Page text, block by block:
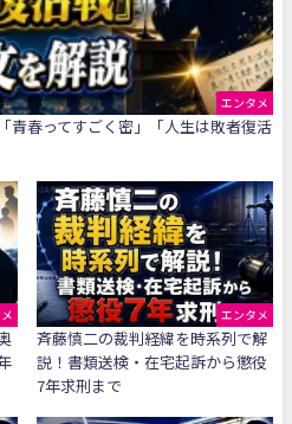
エンタメ
青春ってすごく密」「人生は敗者復活
エンタメ
斉藤慎二の裁判経緯を時系列で解
説！書類送検・在宅起訴から懲役
7年求刑まで